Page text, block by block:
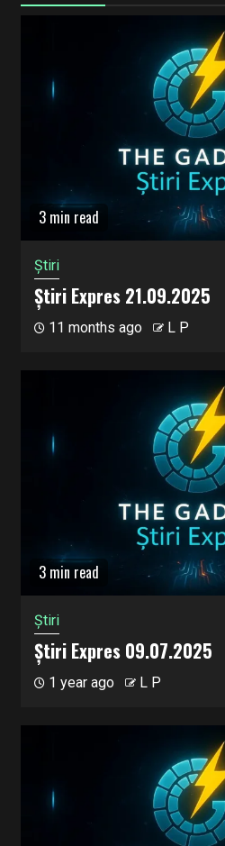
3 min read
Știri
Știri Expres 21.09.2025
11 months ago L P
3 min read
Știri
Știri Expres 09.07.2025
1 year ago L P